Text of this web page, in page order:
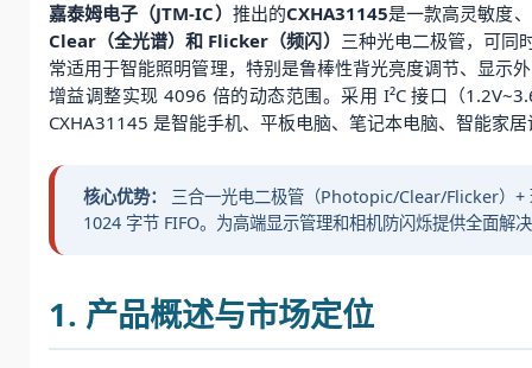
嘉泰姆电子（JTM-IC） 推出的CXHA31145是一款高灵敏度
Clear（全光谱）和 Flicker（频闪） 三种光电二极管，可同
常适用于智能照明管理，特别是鲁棒性背光亮度调节、显示
增益调整实现 4096 倍的动态范围。采用 I²C 接口（
CXHA31145 是智能手机、平板电脑、笔记本电脑、智能家
核心优势：
三合一光电二极管（Photopic/Clear/Flicker）+
1024 字节 FIFO。为高端显示管理和相机防闪烁提供全面解
1. 产品概述与市场定位